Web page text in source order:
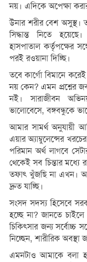
নয়। এদিকে অপেক্ষা
উনার শরীর বেশ অসুস্থ।
সিদ্ধান্ত নিতে
হাসপাতাল কর্তৃপক্ষের
পরই রওয়ানা দি‌চ্ছি।
ত‌বে কা‌র্গো বিমা‌নে
নয় কেন? এমন প্রশ্নের
নই। সারাজীবন
ভা‌লো‌বে‌সে, বঙ্গবন্ধু‌কে
আমার সামর্থ অনুযায়ী
এয়ার অ্যাম্বু‌লে‌ন্সের
প‌রিমান অর্থ লাগ‌বে
থে‌কেই সব চিন্তার ম‌ধ্যে
তফাৎ খুঁজ‌ছি না এখন।
দ্রুত যা‌চ্ছি।
সংসদ সদস্য হি‌সে‌বে
হ‌চ্ছে না? জান‌তে
চিকিৎসার জন্য সর্বোচ্চ
নিচ্ছেন, শা‌রীরিক অবস্থা
এমনটাও আমা‌কে বলা